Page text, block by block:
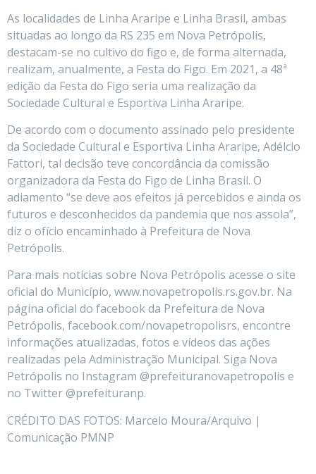
As localidades de Linha Araripe e Linha Brasil, ambas
situadas ao longo da RS 235 em Nova Petrópolis,
destacam-se no cultivo do figo e, de forma alternada,
realizam, anualmente, a Festa do Figo. Em 2021, a 48ª
edição da Festa do Figo seria uma realização da
Sociedade Cultural e Esportiva Linha Araripe.
De acordo com o documento assinado pelo presidente
da Sociedade Cultural e Esportiva Linha Araripe, Adélcio
Fattori, tal decisão teve concordância da comissão
organizadora da Festa do Figo de Linha Brasil. O
adiamento “se deve aos efeitos já percebidos e ainda os
futuros e desconhecidos da pandemia que nos assola”,
diz o ofício encaminhado à Prefeitura de Nova
Petrópolis.
Para mais notícias sobre Nova Petrópolis acesse o site
oficial do Município, www.novapetropolis.rs.gov.br. Na
página oficial do facebook da Prefeitura de Nova
Petrópolis, facebook.com/novapetropolisrs, encontre
informações atualizadas, fotos e vídeos das ações
realizadas pela Administração Municipal. Siga Nova
Petrópolis no Instagram @prefeituranovapetropolis e
no Twitter @prefeituranp.
CRÉDITO DAS FOTOS: Marcelo Moura/Arquivo |
Comunicação PMNP